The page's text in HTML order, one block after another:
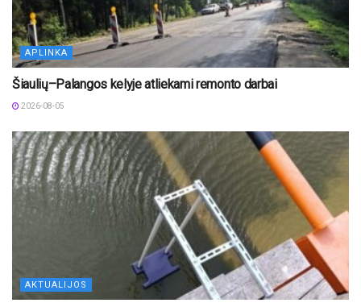
APLINKA
Šiaulių–Palangos kelyje atliekami remonto darbai
2026-08-05
AKTUALIJOS